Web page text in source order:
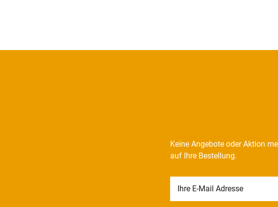
Keine Angebote oder Aktion
auf Ihre Bestellung.
Honig